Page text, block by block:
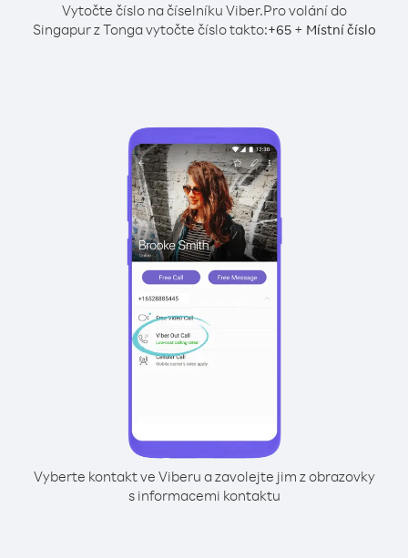
Vytočte číslo na číselníku Viber.Pro volání do
Singapur z Tonga vytočte číslo takto:+65+ Místní číslo
Vyberte kontakt ve Viberu a zavolejte jim z obrazovky
s informacemi kontaktu